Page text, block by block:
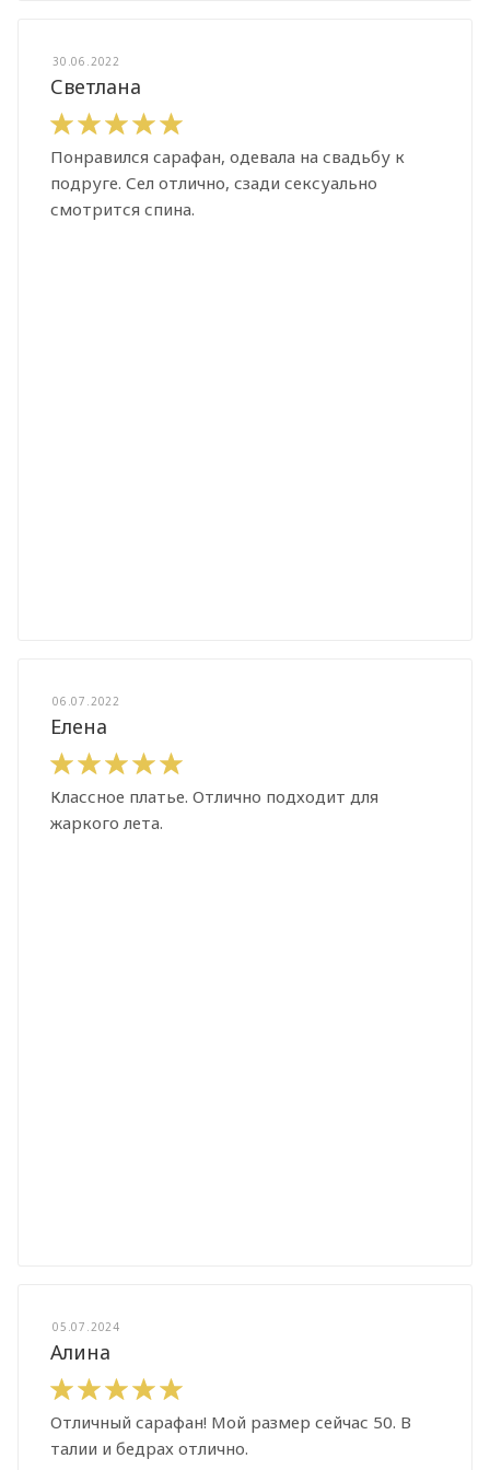
30.06.2022
Светлана
Понравился сарафан, одевала на свадьбу к
подруге. Сел отлично, сзади сексуально
смотрится спина.
06.07.2022
Елена
Классное платье. Отлично подходит для
жаркого лета.
05.07.2024
Алина
Отличный сарафан! Мой размер сейчас 50. В
талии и бедрах отлично.